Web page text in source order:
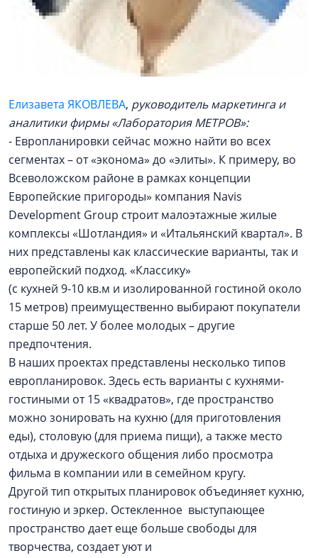
Елизавета ЯКОВЛЕВА, руководитель маркетинга и
аналитики фирмы «Лаборатория МЕТРОВ»:
- Европланировки сейчас можно найти во всех
сегментах – от «эконома» до «элиты». К примеру, во
Всеволожском районе в рамках концепции
Европейские пригороды» компания Navis
Development Group строит малоэтажные жилые
комплексы «Шотландия» и «Итальянский квартал». В
них представлены как классические варианты, так и
европейский подход. «Классику»
(с кухней 9-10 кв.м и изолированной гостиной около
15 метров) преимущественно выбирают покупатели
старше 50 лет. У более молодых – другие
предпочтения.
В наших проектах представлены несколько типов
европланировок. Здесь есть варианты с кухнями-
гостиными от 15 «квадратов», где пространство
можно зонировать на кухню (для приготовления
еды), столовую (для приема пищи), а также место
отдыха и дружеского общения либо просмотра
фильма в компании или в семейном кругу.
Другой тип открытых планировок объединяет кухню,
гостиную и эркер. Остекленное выступающее
пространство дает еще больше свободы для
творчества, создает уют и